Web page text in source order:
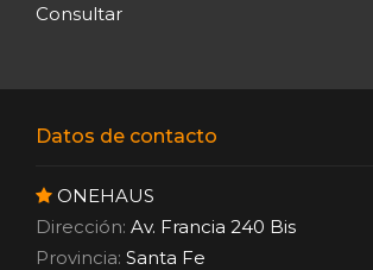
Consultar
Datos de contacto
ONEHAUS
Dirección: Av. Francia 240 Bis
Provincia: Santa Fe